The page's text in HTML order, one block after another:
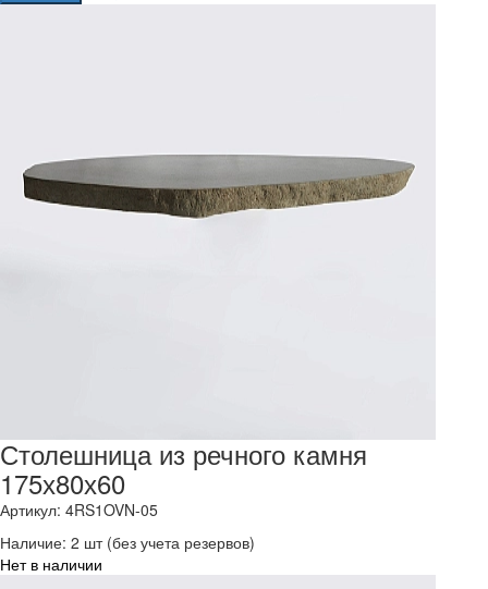
Столешница из речного камня
175х80х60
Артикул: 4RS1OVN-05
Наличие: 2 шт (без учета резервов)
Нет в наличии